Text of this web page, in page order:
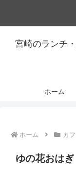
宮崎のランチ
ホーム
ホーム カ
ゆの花おはぎ